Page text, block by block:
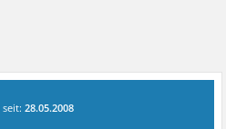
seit:28.05.2008